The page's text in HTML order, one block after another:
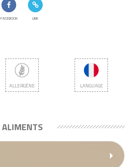
FACEBOOK LINK
ALLERGÈNE LANGUAGE
ALIMENTS